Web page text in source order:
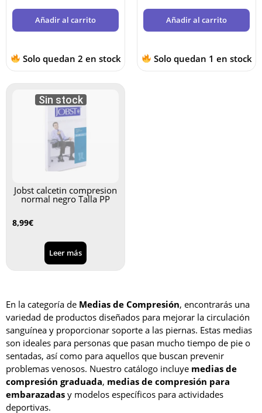
Añadir al carrito
Solo quedan 2 en stock
Añadir al carrito
Solo quedan 1 en stock
Sin stock
Jobst calcetin compresion
normal negro Talla PP
8,99€
Leer más
En la categoría de Medias de Compresión, encontrarás una
variedad de productos diseñados para mejorar la circulación
sanguínea y proporcionar soporte a las piernas. Estas medias
son ideales para personas que pasan mucho tiempo de pie o
sentadas, así como para aquellos que buscan prevenir
problemas venosos. Nuestro catálogo incluye medias de
compresión graduada, medias de compresión para
embarazadas y modelos específicos para actividades
deportivas.